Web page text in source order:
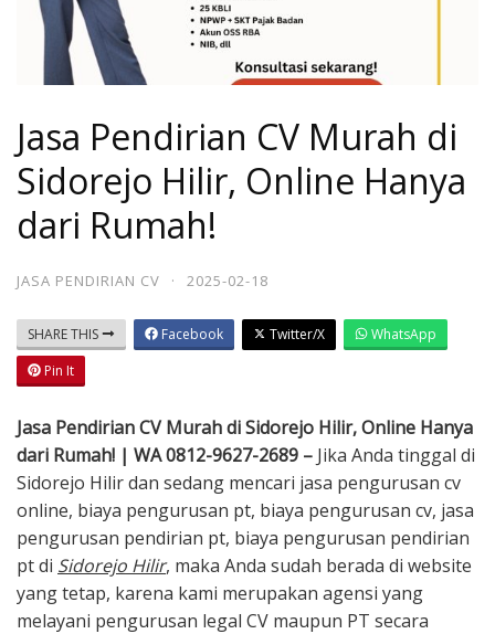
Jasa Pendirian CV Murah di
Sidorejo Hilir, Online Hanya
dari Rumah!
JASA PENDIRIAN CV · 2025-02-18
SHARE THIS Facebook Twitter/X
WhatsApp
Pin It
Jasa Pendirian CV Murah di Sidorejo Hilir, Online Hanya
dari Rumah! | WA 0812-9627-2689 – Jika Anda tinggal di
Sidorejo Hilir dan sedang mencari jasa pengurusan cv
online, biaya pengurusan pt, biaya pengurusan cv, jasa
pengurusan pendirian pt, biaya pengurusan pendirian
pt di Sidorejo Hilir, maka Anda sudah berada di website
yang tetap, karena kami merupakan agensi yang
melayani pengurusan legal CV maupun PT secara